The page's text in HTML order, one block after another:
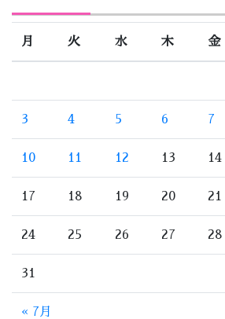
月 火 水 木 金
3 4 5 6 7
10 11 12 13 14
17 18 19 20 21
24 25 26 27 28
31
« 7月